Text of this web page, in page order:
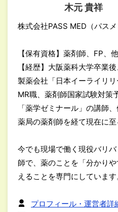
木元 貴祥
株式会社PASS MED（パス
【保有資格】薬剤師、FP、他
【経歴】大阪薬科大学卒業
製薬会社「日本イーライリ
MR職、薬剤師国家試験対策
「薬学ゼミナール」の講師
薬局の薬剤師を経て現在に至
今でも現場で働く現役バリバ
師で、薬のことを「分かり
えることを専門にしています
プロフィール・運営者詳